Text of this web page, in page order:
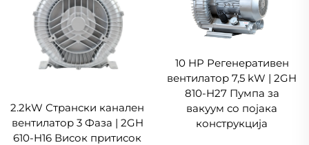
2.2kW Странски канален
вентилатор 3 Фаза | 2GH
610-H16 Висок притисок
10 HP Регенеративен
вентилатор 7,5 kW | 2GH
810-H27 Пумпа за
вакуум со појака
конструкција